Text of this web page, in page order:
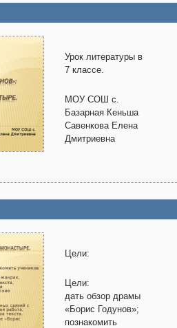
Урок литературы в
7 классе.
МОУ СОШ с.
Базарная Кеньша
Савенкова Елена
Дмитриевна
Цели:
Цели:
дать обзор драмы
«Борис Годунов»;
познакомить